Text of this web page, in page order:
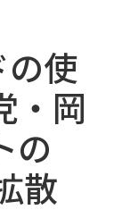
使
・岡
の
散